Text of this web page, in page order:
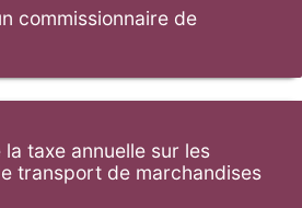
commissionnaire de
taxe annuelle sur les
transport de marchandises